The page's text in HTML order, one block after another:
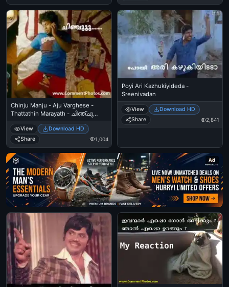
Chinju Manju - Aju Varghese -
Thattathin Marayath - ചിഞ്ചു
മഞ്ചൂ
View
Download HD
Share
1,004
Poyi Ari Kazhukiyideda -
Sreenivadan
View
Download HD
Share
2,841
Ad